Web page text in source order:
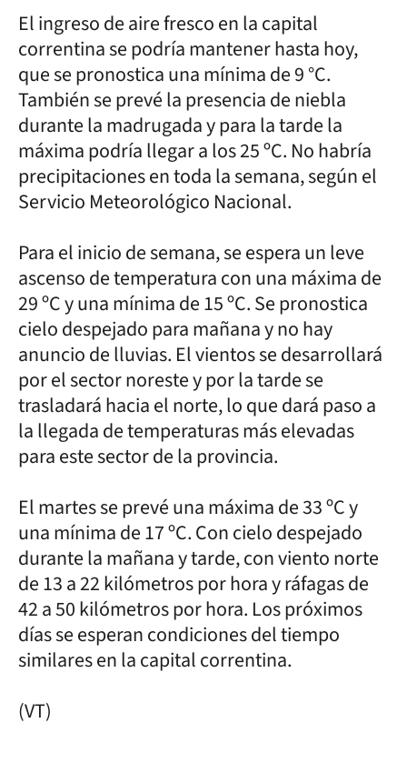
El ingreso de aire fresco en la capital
correntina se podría mantener hasta hoy,
que se pronostica una mínima de 9 °C.
También se prevé la presencia de niebla
durante la madrugada y para la tarde la
máxima podría llegar a los 25 ºC. No habría
precipitaciones en toda la semana, según el
Servicio Meteorológico Nacional.
Para el inicio de semana, se espera un leve
ascenso de temperatura con una máxima de
29 ºC y una mínima de 15 ºC. Se pronostica
cielo despejado para mañana y no hay
anuncio de lluvias. El vientos se desarrollará
por el sector noreste y por la tarde se
trasladará hacia el norte, lo que dará paso a
la llegada de temperaturas más elevadas
para este sector de la provincia.
El martes se prevé una máxima de 33 ºC y
una mínima de 17 ºC. Con cielo despejado
durante la mañana y tarde, con viento norte
de 13 a 22 kilómetros por hora y ráfagas de
42 a 50 kilómetros por hora. Los próximos
días se esperan condiciones del tiempo
similares en la capital correntina.
(VT)